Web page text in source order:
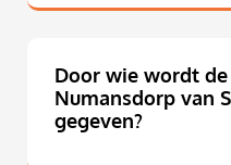
Door wie wordt
Numansdorp van
gegeven?